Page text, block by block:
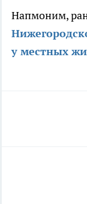
Напмоним,
у местных